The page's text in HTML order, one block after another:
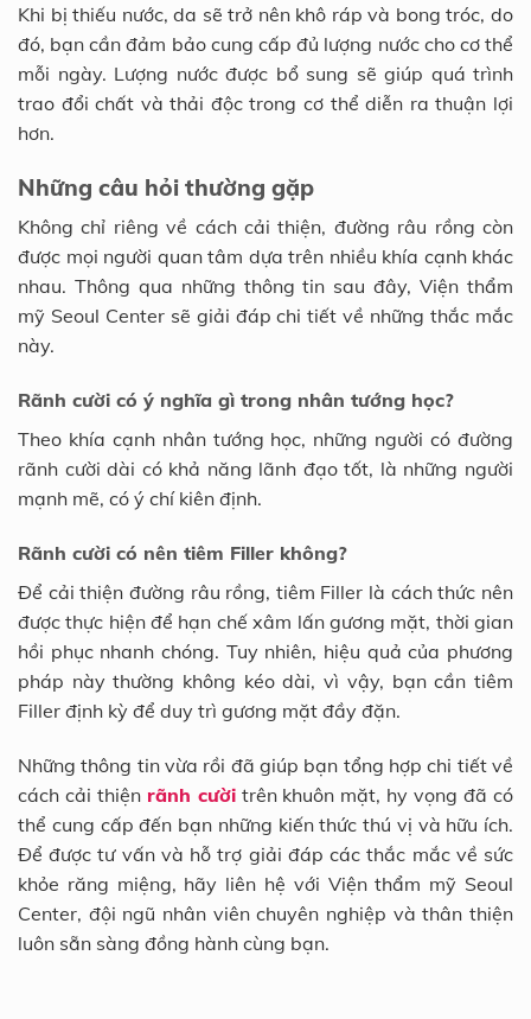
Khi bị thiếu nước, da sẽ trở nên khô ráp và bong tróc, do
đó, bạn cần đảm bảo cung cấp đủ lượng nước cho cơ thể
mỗi ngày. Lượng nước được bổ sung sẽ giúp quá trình
trao đổi chất và thải độc trong cơ thể diễn ra thuận lợi
hơn.
Những câu hỏi thường gặp
Không chỉ riêng về cách cải thiện, đường râu rồng còn
được mọi người quan tâm dựa trên nhiều khía cạnh khác
nhau. Thông qua những thông tin sau đây, Viện thẩm
mỹ Seoul Center sẽ giải đáp chi tiết về những thắc mắc
này.
Rãnh cười có ý nghĩa gì trong nhân tướng học?
Theo khía cạnh nhân tướng học, những người có đường
rãnh cười dài có khả năng lãnh đạo tốt, là những người
mạnh mẽ, có ý chí kiên định.
Rãnh cười có nên tiêm Filler không?
Để cải thiện đường râu rồng, tiêm Filler là cách thức nên
được thực hiện để hạn chế xâm lấn gương mặt, thời gian
hồi phục nhanh chóng. Tuy nhiên, hiệu quả của phương
pháp này thường không kéo dài, vì vậy, bạn cần tiêm
Filler định kỳ để duy trì gương mặt đầy đặn.
Những thông tin vừa rồi đã giúp bạn tổng hợp chi tiết về
cách cải thiện rãnh cườitrên khuôn mặt, hy vọng đã có
thể cung cấp đến bạn những kiến thức thú vị và hữu ích.
Để được tư vấn và hỗ trợ giải đáp các thắc mắc về sức
khỏe răng miệng, hãy liên hệ với Viện thẩm mỹ Seoul
Center, đội ngũ nhân viên chuyên nghiệp và thân thiện
luôn sẵn sàng đồng hành cùng bạn.